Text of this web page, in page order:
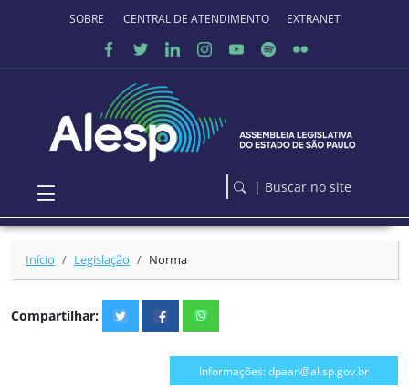
Ir para o conteúdo principal
SOBRE O PORTALCENTRAL DE ATENDIMENTO EXTRANET
| Buscar no site
Início Legislação Norma
Compartilhar:
Informações: dpaan@al.sp.gov.br